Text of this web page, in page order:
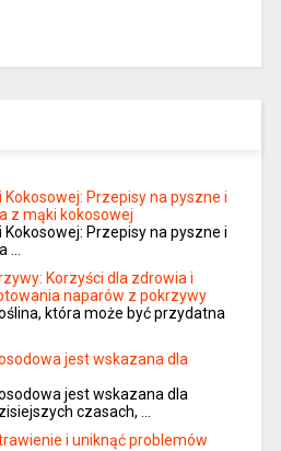
Kokosowej: Przepisy na pyszne i
z mąki kokosowej
Kokosowej: Przepisy na pyszne i
…
Korzyści dla zdrowia i
naparów z pokrzywy
która może być przydatna
jest wskazana dla
jest wskazana dla
czasach, …
i uniknąć problemów